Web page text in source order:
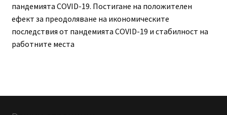
пандемията COVID-19. Постигане на положителен
ефект за преодоляване на икономическите
последствия от пандемията COVID-19 и стабилност на
работните места